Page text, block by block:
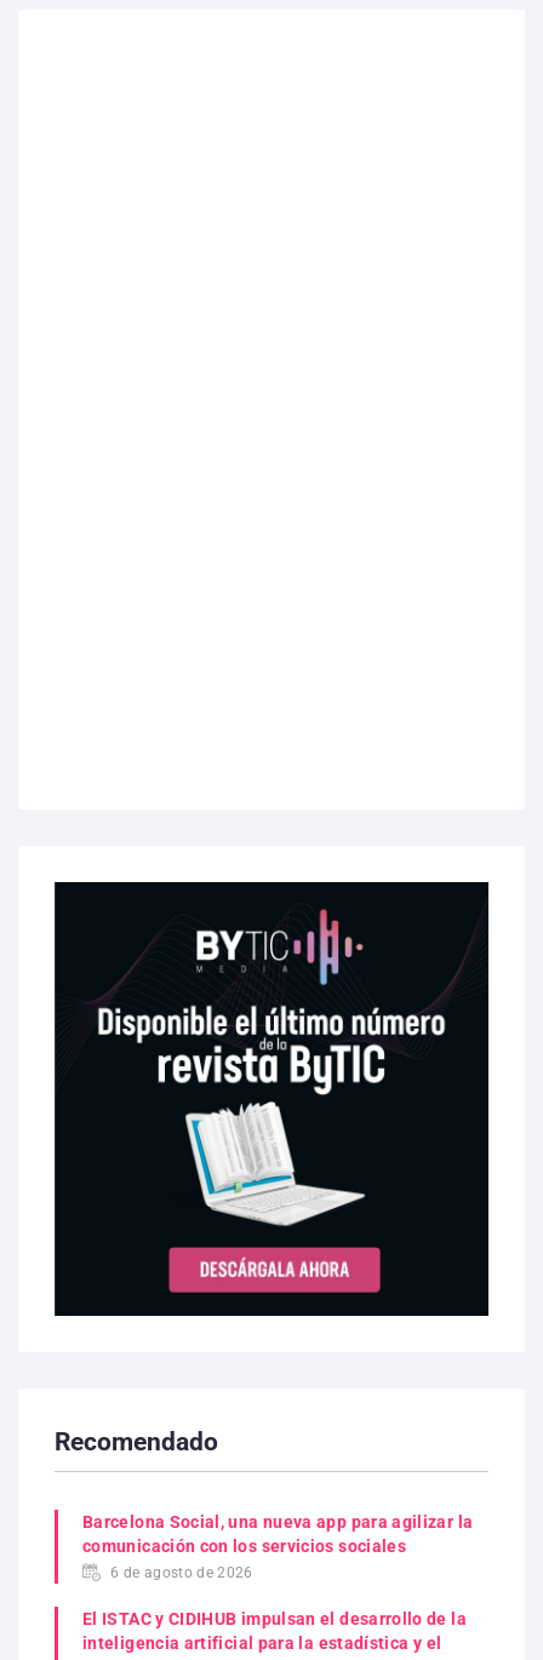
Recomendado
Barcelona Social, una nueva app para agilizar la
comunicación con los servicios sociales
6 de agosto de 2026
El ISTAC y CIDIHUB impulsan el desarrollo de la
inteligencia artificial para la estadística y el